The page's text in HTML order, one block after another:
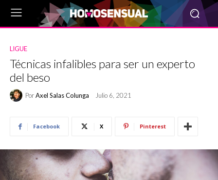
LIGUE
Técnicas infalibles para ser un experto
del beso
PorAxel Salas Colunga Julio 6, 2021
Facebook X Pinterest